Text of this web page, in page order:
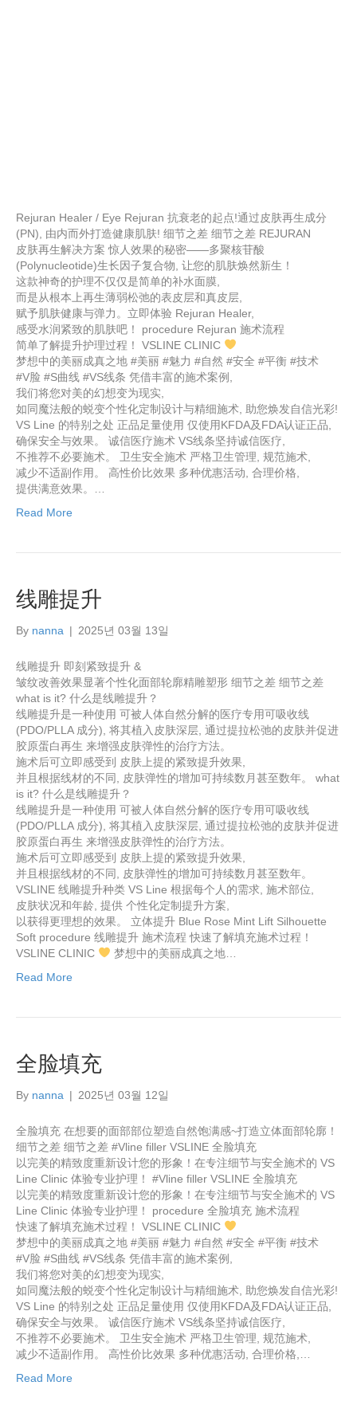
Rejuran Healer / Eye Rejuran 抗衰老的起点!通过皮肤再生成分
(PN), 由内而外打造健康肌肤! 细节之差 细节之差 REJURAN
皮肤再生解决方案 惊人效果的秘密——多聚核苷酸
(Polynucleotide)生长因子复合物, 让您的肌肤焕然新生！
这款神奇的护理不仅仅是简单的补水面膜,
而是从根本上再生薄弱松弛的表皮层和真皮层,
赋予肌肤健康与弹力。立即体验 Rejuran Healer,
感受水润紧致的肌肤吧！ procedure Rejuran 施术流程
简单了解提升护理过程！ VSLINE CLINIC
梦想中的美丽成真之地 #美丽 #魅力 #自然 #安全 #平衡 #技术
#V脸 #S曲线 #VS线条 凭借丰富的施术案例,
我们将您对美的幻想变为现实,
如同魔法般的蜕变个性化定制设计与精细施术, 助您焕发自信光彩!
VS Line 的特别之处 正品足量使用 仅使用KFDA及FDA认证正品,
确保安全与效果。 诚信医疗施术 VS线条坚持诚信医疗,
不推荐不必要施术。 卫生安全施术 严格卫生管理, 规范施术,
减少不适副作用。 高性价比效果 多种优惠活动, 合理价格,
提供满意效果。…
Read More
线雕提升
By nanna | 2025년 03월 13일
线雕提升 即刻紧致提升 &
皱纹改善效果显著个性化面部轮廓精雕塑形 细节之差 细节之差
what is it? 什么是线雕提升？
线雕提升是一种使用 可被人体自然分解的医疗专用可吸收线
(PDO/PLLA 成分), 将其植入皮肤深层, 通过提拉松弛的皮肤并促进
胶原蛋白再生 来增强皮肤弹性的治疗方法。
施术后可立即感受到 皮肤上提的紧致提升效果,
并且根据线材的不同, 皮肤弹性的增加可持续数月甚至数年。 what
is it? 什么是线雕提升？
线雕提升是一种使用 可被人体自然分解的医疗专用可吸收线
(PDO/PLLA 成分), 将其植入皮肤深层, 通过提拉松弛的皮肤并促进
胶原蛋白再生 来增强皮肤弹性的治疗方法。
施术后可立即感受到 皮肤上提的紧致提升效果,
并且根据线材的不同, 皮肤弹性的增加可持续数月甚至数年。
VSLINE 线雕提升种类 VS Line 根据每个人的需求, 施术部位,
皮肤状况和年龄, 提供 个性化定制提升方案,
以获得更理想的效果。 立体提升 Blue Rose Mint Lift Silhouette
Soft procedure 线雕提升 施术流程 快速了解填充施术过程！
VSLINE CLINIC
梦想中的美丽成真之地…
Read More
全脸填充
By nanna | 2025년 03월 12일
全脸填充 在想要的面部部位塑造自然饱满感~打造立体面部轮廓！
细节之差 细节之差 #Vline filler VSLINE 全脸填充
以完美的精致度重新设计您的形象！在专注细节与安全施术的 VS
Line Clinic 体验专业护理！ #Vline filler VSLINE 全脸填充
以完美的精致度重新设计您的形象！在专注细节与安全施术的 VS
Line Clinic 体验专业护理！ procedure 全脸填充 施术流程
快速了解填充施术过程！ VSLINE CLINIC
梦想中的美丽成真之地 #美丽 #魅力 #自然 #安全 #平衡 #技术
#V脸 #S曲线 #VS线条 凭借丰富的施术案例,
我们将您对美的幻想变为现实,
如同魔法般的蜕变个性化定制设计与精细施术, 助您焕发自信光彩!
VS Line 的特别之处 正品足量使用 仅使用KFDA及FDA认证正品,
确保安全与效果。 诚信医疗施术 VS线条坚持诚信医疗,
不推荐不必要施术。 卫生安全施术 严格卫生管理, 规范施术,
减少不适副作用。 高性价比效果 多种优惠活动, 合理价格,…
Read More